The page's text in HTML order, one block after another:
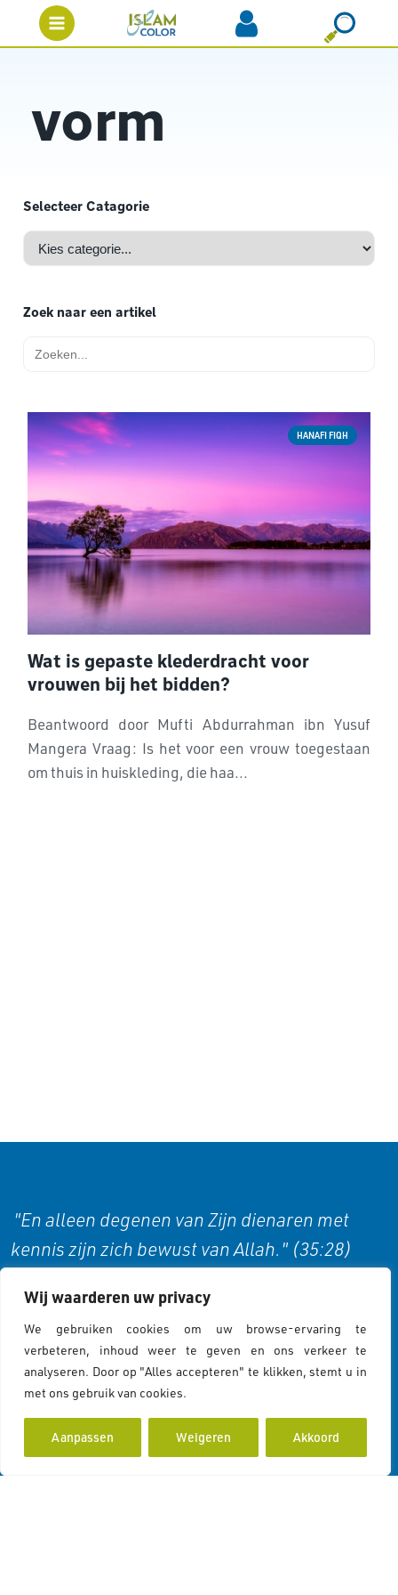
Wij waarderen uw privacy
We gebruiken cookies om uw browse-ervaring te
verbeteren, inhoud weer te geven en ons verkeer te
analyseren. Door op "Alles accepteren" te klikken, stemt u in
met ons gebruik van cookies.
Aanpassen Weigeren Akkoord
vorm
Selecteer Catagorie
Zoek naar een artikel
naar:
HANAFI FIQH
Wat is gepaste klederdracht voor
vrouwen bij het bidden?
Beantwoord door Mufti Abdurrahman ibn Yusuf
Mangera Vraag: Is het voor een vrouw toegestaan
om thuis in huiskleding, die haa...
"En alleen degenen van Zijn dienaren met
kennis zijn zich bewust van Allah." (35:28)
Cookies & Privacy
Cookies Policy
Privacy Statement